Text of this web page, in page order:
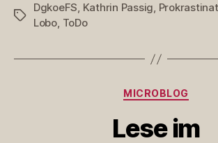
Schlagwörter
DgkoeFS, Kathrin Passig,
Lobo, ToDo
Kategorien
MICROBLOG
Lese im